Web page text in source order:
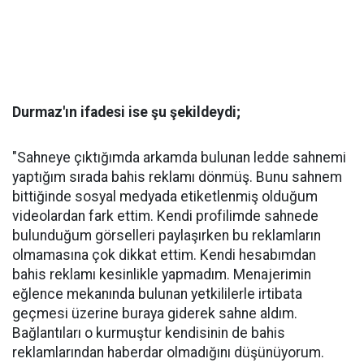
Durmaz'ın ifadesi ise şu şekildeydi;
"Sahneye çıktığımda arkamda bulunan ledde sahnemi
yaptığım sırada bahis reklamı dönmüş. Bunu sahnem
bittiğinde sosyal medyada etiketlenmiş olduğum
videolardan fark ettim. Kendi profilimde sahnede
bulunduğum görselleri paylaşırken bu reklamların
olmamasına çok dikkat ettim. Kendi hesabımdan
bahis reklamı kesinlikle yapmadım. Menajerimin
eğlence mekanında bulunan yetkililerle irtibata
geçmesi üzerine buraya giderek sahne aldım.
Bağlantıları o kurmuştur kendisinin de bahis
reklamlarından haberdar olmadığını düşünüyorum.